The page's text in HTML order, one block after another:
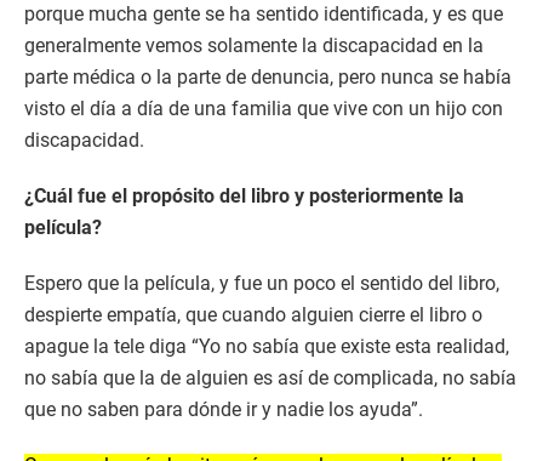
porque mucha gente se ha sentido identificada, y es que
generalmente vemos solamente la discapacidad en la
parte médica o la parte de denuncia, pero nunca se había
visto el día a día de una familia que vive con un hijo con
discapacidad.
¿Cuál fue el propósito del libro y posteriormente la
película?
Espero que la película, y fue un poco el sentido del libro,
despierte empatía, que cuando alguien cierre el libro o
apague la tele diga “Yo no sabía que existe esta realidad,
no sabía que la de alguien es así de complicada, no sabía
que no saben para dónde ir y nadie los ayuda”.